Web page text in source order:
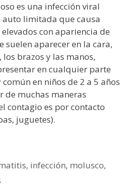
es una infección viral
auto limitada que causa
con apariencia de
suelen aparecer en la cara,
brazos y las manos,
en cualquier parte
en niños de 2 a 5 años
de muchas maneras
contagio es por contacto
juguetes).
, infección, molusco,